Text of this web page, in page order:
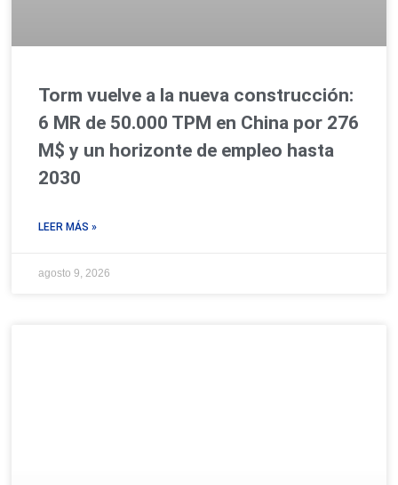
Torm vuelve a la nueva construcción:
6 MR de 50.000 TPM en China por 276
M$ y un horizonte de empleo hasta
2030
LEER MÁS »
agosto 9, 2026